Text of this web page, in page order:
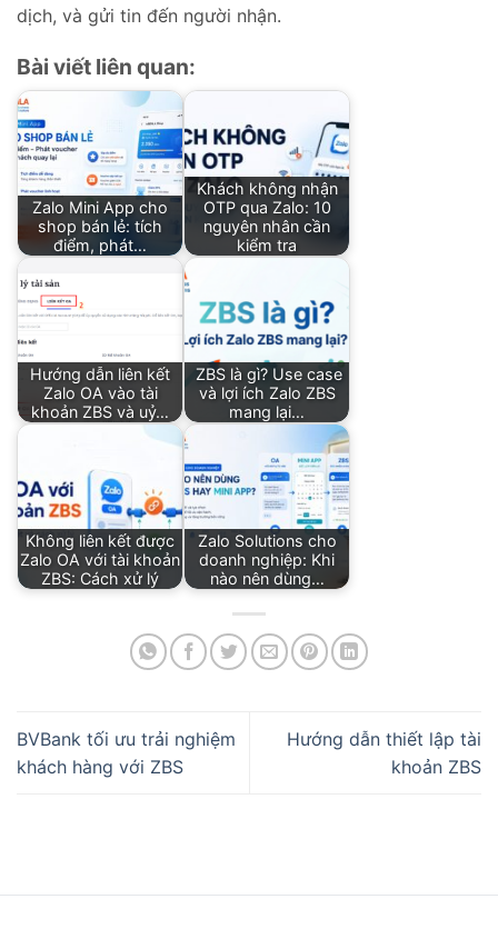
dịch, và gửi tin đến người nhận.
Bài viết liên quan:
Zalo Mini App cho
shop bán lẻ: tích
điểm, phát…
Khách không nhận
OTP qua Zalo: 10
nguyên nhân cần
kiểm tra
Hướng dẫn liên kết
Zalo OA vào tài
khoản ZBS và uỷ…
ZBS là gì? Use case
và lợi ích Zalo ZBS
mang lại…
Không liên kết được
Zalo OA với tài khoản
ZBS: Cách xử lý
Zalo Solutions cho
doanh nghiệp: Khi
nào nên dùng…
BVBank tối ưu trải nghiệm
khách hàng với ZBS
Hướng dẫn thiết lập tài
khoản ZBS